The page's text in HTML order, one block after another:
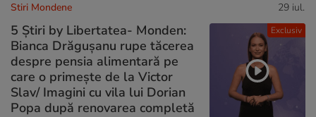
Exclusiv
Stiri Mondene 29 iul.
5 Știri by Libertatea- Monden:
Bianca Drăgușanu rupe tăcerea
despre pensia alimentară pe
care o primește de la Victor
Slav/ Imagini cu vila lui Dorian
Popa după renovarea completă